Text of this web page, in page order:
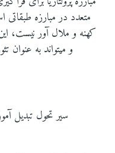
متعدد در مبارزه
کهنه و ملال آور نیست،
و میتواند به عنوان
سیر تحول تبدیل